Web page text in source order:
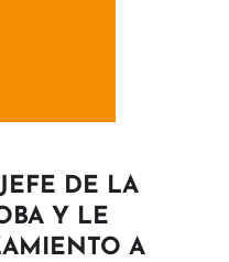
DE LA
Y LE
A